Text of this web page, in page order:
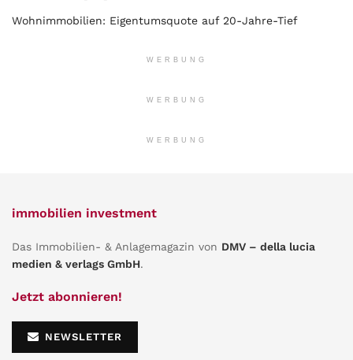
Wohnimmobilien: Eigentumsquote auf 20-Jahre-Tief
WERBUNG
WERBUNG
WERBUNG
immobilien investment
Das Immobilien- & Anlagemagazin von DMV – della lucia
medien & verlags GmbH.
Jetzt abonnieren!
NEWSLETTER